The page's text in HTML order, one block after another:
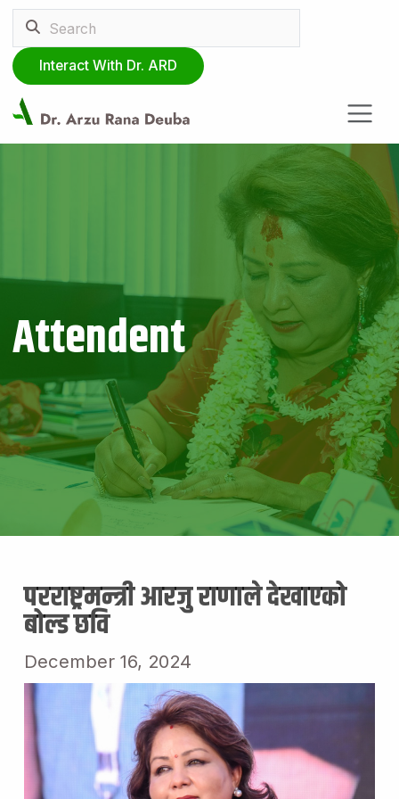
Interact With Dr. ARD
Attendent
परराष्ट्रमन्त्री आरजु राणाले देखाएको
बोल्ड छवि
December 16, 2024